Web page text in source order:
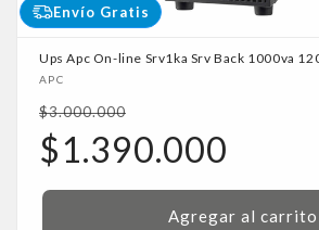
Envío Gratis
Ups Apc On-line Srv1ka Srv Back 1000va
Proveedor:
APC
Precio
habitual
$3.000.000
Precio
de
oferta
$1.390.000
Agregar al carrito